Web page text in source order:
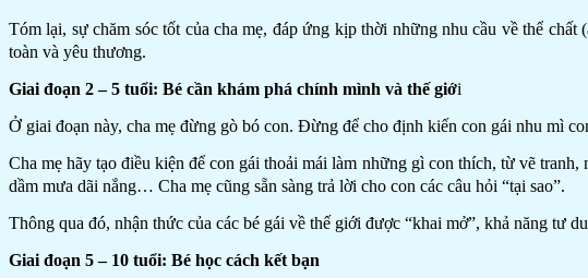
Tóm lại, sự chăm sóc tốt của cha mẹ, đáp ứng kịp thời những nhu cầu về thể
toàn và yêu thương.
Giai đoạn 2 – 5 tuổi: Bé cần khám phá chính mình và thế giới
Ở giai đoạn này, cha mẹ đừng gò bó con. Đừng để cho định kiến con gái nhu mì
Cha mẹ hãy tạo điều kiện để con gái thoải mái làm những gì con thích, từ vẽ
dầm mưa dãi nắng… Cha mẹ cũng sẵn sàng trả lời cho con các câu hỏi “tại sao”.
Thông qua đó, nhận thức của các bé gái về thế giới được “khai mở”, khả năng tư
Giai đoạn 5 – 10 tuổi: Bé học cách kết bạn